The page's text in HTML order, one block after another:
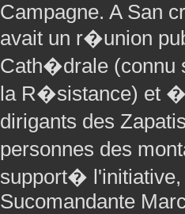
Campagne. A San
avait un r�union
Cath�drale (connu
la R�sistance) et
dirigants des
personnes des
support�
Sucomandante